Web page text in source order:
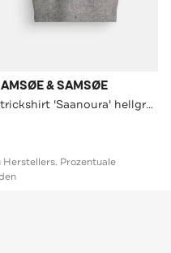
& SAMSØE
Strickshirt 'Saanoura' hellgrau meliert
Prozentuale